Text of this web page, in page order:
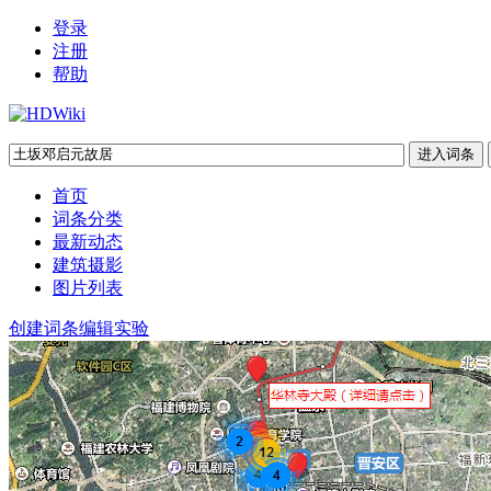
登录
注册
帮助
首页
词条分类
最新动态
建筑摄影
图片列表
创建词条编辑实验